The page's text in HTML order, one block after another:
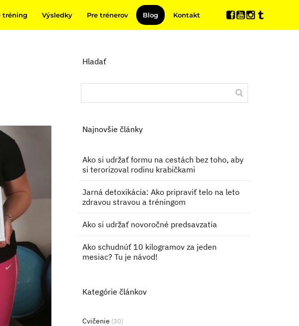
tréning Výsledky Pre trénerov Blog Kontakt
Hladať
Najnovšie články
Ako si udržať formu na cestách bez toho, aby
si terorizoval rodinu krabičkami
Jarná detoxikácia: Ako pripraviť telo na leto
zdravou stravou a tréningom
Ako si udržať novoročné predsavzatia
Ako schudnúť 10 kilogramov za jeden
mesiac? Tu je návod!
Kategórie článkov
Cvičenie (30)